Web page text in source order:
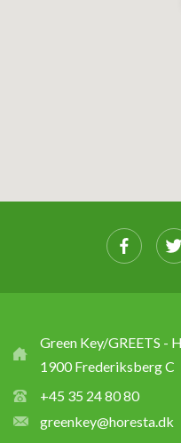
Green Key/GREETS -
1900 Frederiksberg C
+45 35 24 80 80
greenkey@horesta.dk